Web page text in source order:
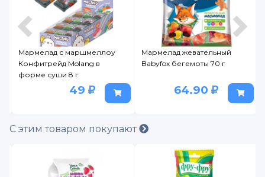
Мармелад с маршмеллоу
Конфитрейд Molang в
форме суши 8 г
49
Мармелад жевательный
Babyfox бегемоты 70 г
64.90
С этим товаром покупают